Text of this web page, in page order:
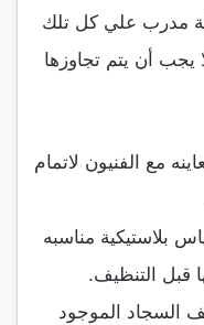
مدرب علي كل تلك
يجب أن يتم تجاوزها
مع الفنيون لاتمام
بلاستيكية مناسبه
قبل التنظيف.
السجاد الموجود